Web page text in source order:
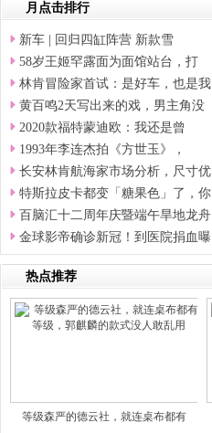
月点击排行
新车 | 回归四缸阵营 新款雪
58岁王姬罕露面为面馆站台，打
林肯冒险家首试：是好车，也是我
黄百鸣2天写出来的戏，男主角没
2020款福特蒙迪欧：我还是曾
1993年李连杰拍《方世玉》，
长安林肯航海家市场分析，尺寸优
特斯拉皮卡都变「糖果色」了，你
百脑汇十二周年庆暨端午旱地龙舟
金球影帝确诊新冠！到医院捐血曝
热点推荐
等级森严的德云社，就连桌布都有